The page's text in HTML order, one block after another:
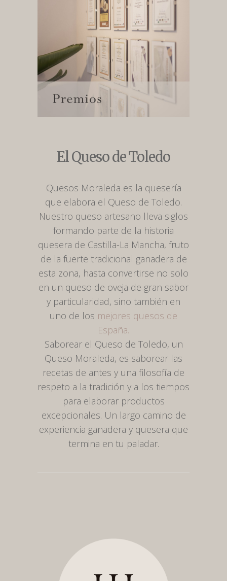
El Queso de Toledo
Quesos Moraleda es la quesería
que elabora el Queso de Toledo.
Nuestro queso artesano lleva siglos
formando parte de la historia
quesera de Castilla-La Mancha, fruto
de la fuerte tradicional ganadera de
esta zona, hasta convertirse no solo
en un queso de oveja de gran sabor
y particularidad, sino también en
uno de los mejores quesos de
España.
Saborear el Queso de Toledo, un
Queso Moraleda, es saborear las
recetas de antes y una filosofía de
respeto a la tradición y a los tiempos
para elaborar productos
excepcionales. Un largo camino de
experiencia ganadera y quesera que
termina en tu paladar.